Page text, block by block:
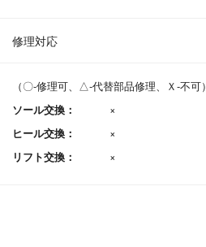
修理対応
（〇-修理可、△-代替部品修理、Ｘ-不可）
ソール交換：
×
ヒール交換：
×
リフト交換：
×